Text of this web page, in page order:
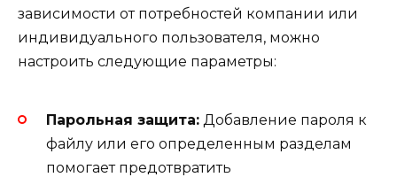
зависимости от потребностей компании или
индивидуального пользователя, можно
настроить следующие параметры:
Парольная защита: Добавление пароля к
файлу или его определенным разделам
помогает предотвратить